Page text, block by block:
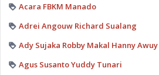
Acara FBKM Manado
Adrei Angouw Richard Sualang
Ady Sujaka Robby Makal Hanny
Agus Susanto Yuddy Tunari